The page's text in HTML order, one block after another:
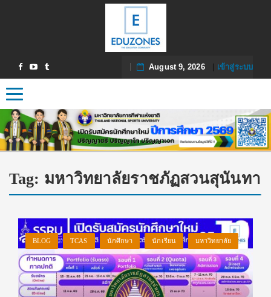
August 9, 2026| เข้าสู่ระบบ
Toggle navigation
Tag: มหาวิทยาลัยราชภัฏสวนสุนันทา
BLOG TCAS นักศึกษา นักเรียน มหาวิทยาลัย